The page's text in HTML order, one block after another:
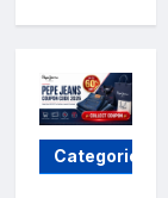
Categories